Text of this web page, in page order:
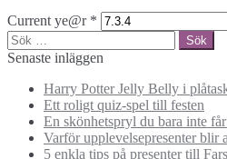
Current ye@r *
Sök
efter:
Senaste inläggen
Harry Potter Jelly Belly i
Ett roligt quiz-spel till festen
En skönhetspryl du bara inte
Varför upplevelsepresenter blir
5 enkla tips på presenter till